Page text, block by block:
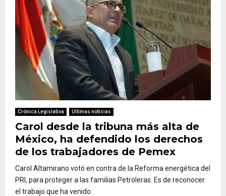
Crónica Legislativa Ultimas noticias
Carol desde la tribuna más alta de
México, ha defendido los derechos
de los trabajadores de Pemex
Carol Altamirano votó en contra de la Reforma energética del
PRI, para proteger a las familias Petroleras. Es de reconocer
el trabajo que ha venido